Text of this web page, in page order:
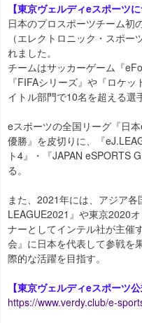
【東京ヴェルディeスポーツ
日本のプロスポーツチーム初
（エレクトロニック・スポ
れました。
チームはサッカーゲーム『
『FIFAシリーズ』や『ロケ
イトル部門で10名を超える選
eスポーツの全国リーグ『日
優勝』を皮切りに、『
ト4』・『JAPAN eSPORTS
る。
また、2021年には、アジア
LEAGUE2021』や東京2020
ナーとしてインテル社が主催
会』に日本を代表して参戦を
際的な活躍を目指す。
【東京ヴェルディeスポーツ
https://www.verdy.club/e-